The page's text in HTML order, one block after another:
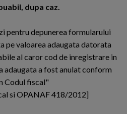
dupa caz.
pentru depunerea formularului
pe valoarea adaugata datorata
al caror cod de inregistrare in
adaugata a fost anulat conform
Codul fiscal"
si OPANAF 418/2012]